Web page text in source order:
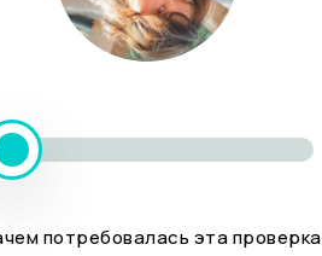
потребовалась эта